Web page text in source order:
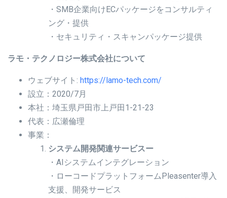
・SMB企業向けECパッケージをコンサルティ
ング・提供
・セキュリティ・スキャンパッケージ提供
ラモ・テクノロジー株式会社について
ウェブサイト: https://lamo-tech.com/
設立：2020/7月
本社：埼玉県戸田市上戸田1-21-23
代表：広瀬倫理
事業：
システム開発関連サービスー
・AIシステムインテグレーション
・ローコードプラットフォームPleasenter導入
支援、開発サービス